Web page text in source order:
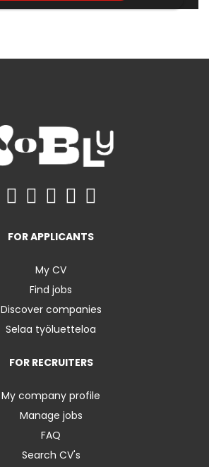
FOR APPLICANTS
My CV
Find jobs
Discover companies
Selaa työluetteloa
FOR RECRUITERS
My company profile
Manage jobs
FAQ
Search CV's